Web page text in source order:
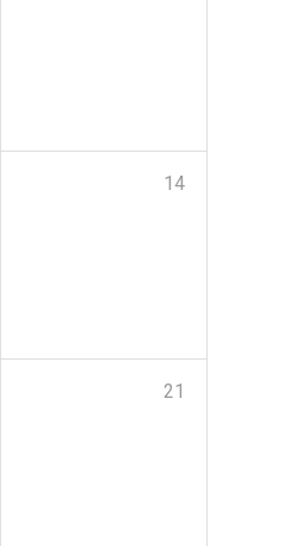
14
21